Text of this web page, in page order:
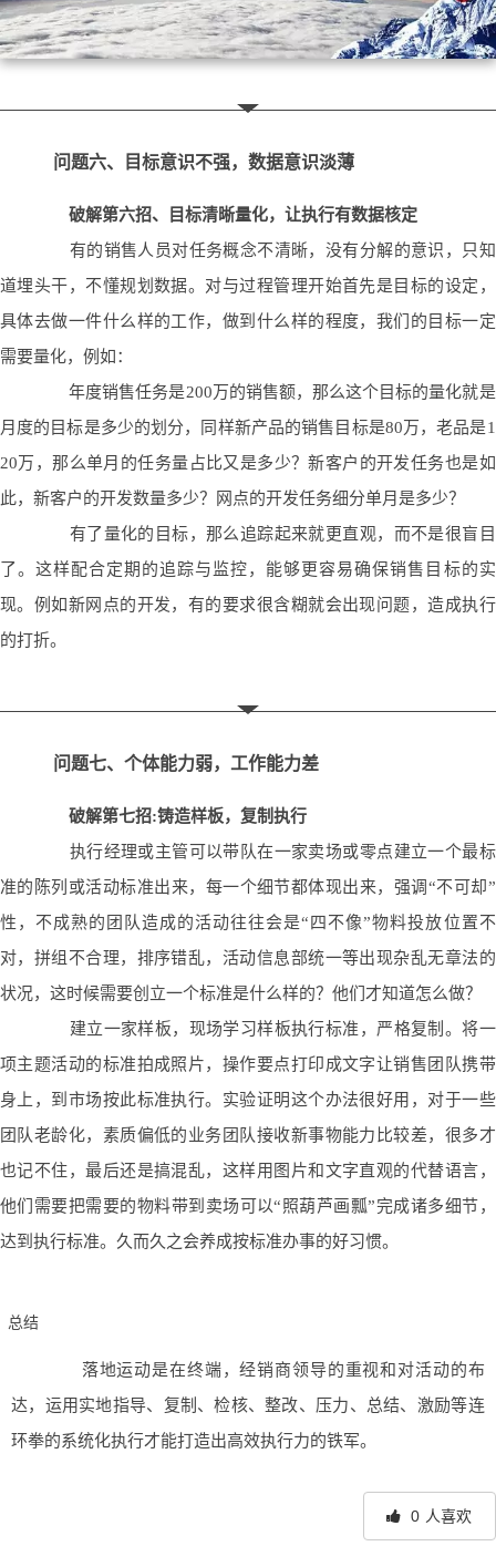
问题六、目标意识不强，数据意识淡薄
破解第六招、目标清晰量化，让执行有数据核定
有的销售人员对任务概念不清晰，没有分解的意识，只知
道埋头干，不懂规划数据。对与过程管理开始首先是目标的设定，
具体去做一件什么样的工作，做到什么样的程度，我们的目标一定
需要量化，例如：
年度销售任务是200万的销售额，那么这个目标的量化就是
月度的目标是多少的划分，同样新产品的销售目标是80万，老品是1
20万，那么单月的任务量占比又是多少？新客户的开发任务也是如
此，新客户的开发数量多少？网点的开发任务细分单月是多少？
有了量化的目标，那么追踪起来就更直观，而不是很盲目
了。这样配合定期的追踪与监控，能够更容易确保销售目标的实
现。例如新网点的开发，有的要求很含糊就会出现问题，造成执行
的打折。
问题七、个体能力弱，工作能力差
破解第七招:铸造样板，复制执行
执行经理或主管可以带队在一家卖场或零点建立一个最标
准的陈列或活动标准出来，每一个细节都体现出来，强调“不可却”
性，不成熟的团队造成的活动往往会是“四不像”物料投放位置不
对，拼组不合理，排序错乱，活动信息部统一等出现杂乱无章法的
状况，这时候需要创立一个标准是什么样的？他们才知道怎么做？
建立一家样板，现场学习样板执行标准，严格复制。将一
项主题活动的标准拍成照片，操作要点打印成文字让销售团队携带
身上，到市场按此标准执行。 实验证明这个办法很好用，对于一些
团队老龄化，素质偏低的业务团队接收新事物能力比较差，很多才
也记不住，最后还是搞混乱，这样用图片和文字直观的代替语言，
他们需要把需要的物料带到卖场可以“照葫芦画瓢”完成诸多细节，
达到执行标准。久而久之会养成按标准办事的好习惯。
总结
落地运动是在终端，经销商领导的重视和对活动的布
达，运用实地指导、复制、检核、整改、压力、总结、激励等连
环拳的系统化执行才能打造出高效执行力的铁军。
0 人喜欢